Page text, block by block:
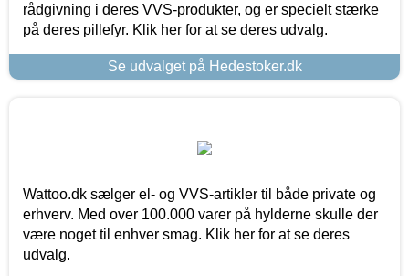
rådgivning i deres VVS-produkter, og er specielt stærke
på deres pillefyr. Klik her for at se deres udvalg.
Se udvalget på Hedestoker.dk
Wattoo.dk sælger el- og VVS-artikler til både private og
erhverv. Med over 100.000 varer på hylderne skulle der
være noget til enhver smag. Klik her for at se deres
udvalg.